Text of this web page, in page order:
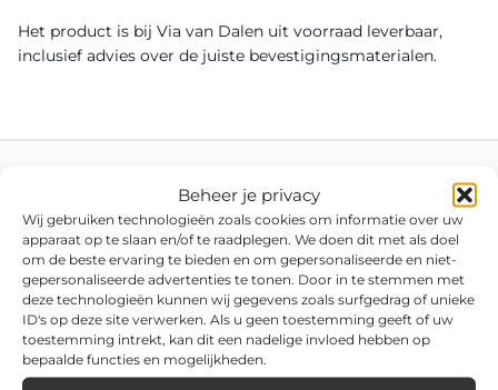
Beheer je privacy
Wij gebruiken technologieën zoals cookies om informatie over uw
apparaat op te slaan en/of te raadplegen. We doen dit met als doel
om de beste ervaring te bieden en om gepersonaliseerde en niet-
gepersonaliseerde advertenties te tonen. Door in te stemmen met
deze technologieën kunnen wij gegevens zoals surfgedrag of unieke
ID's op deze site verwerken. Als u geen toestemming geeft of uw
toestemming intrekt, kan dit een nadelige invloed hebben op
bepaalde functies en mogelijkheden.
Het product is bij Via van Dalen uit voorraad leverbaar,
inclusief advies over de juiste bevestigingsmaterialen.